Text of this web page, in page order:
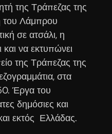
της Τράπεζας της
του Λάμπρου
σε ατσάλι, η
να εκτυπώνει
της Τράπεζας της
στα
Έργα του
δημόσιες και
εκτός Ελλάδας.